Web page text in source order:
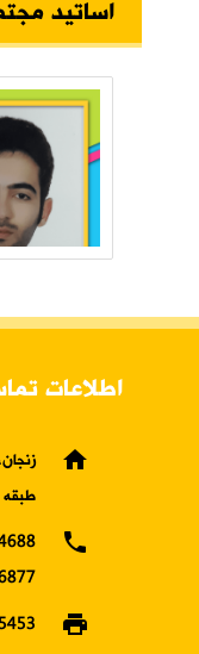
اساتید
اطلاعات
home
طبقه
phone
33466877-024 واحد
print